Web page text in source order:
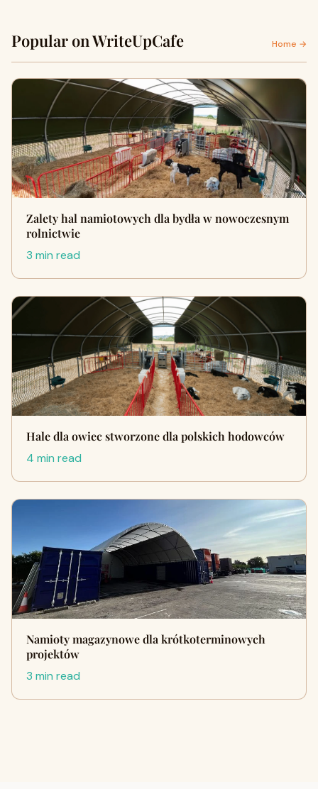
Popular on WriteUpCafe Home →
Zalety hal namiotowych dla bydła w nowoczesnym
rolnictwie
3 min read
Hale dla owiec stworzone dla polskich hodowców
4 min read
Namioty magazynowe dla krótkoterminowych
projektów
3 min read